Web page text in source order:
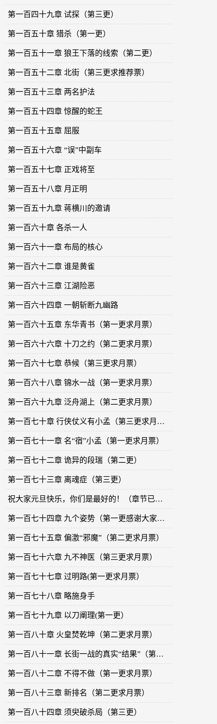
第一百四十九章 试探（第三更）
第一百五十章 猎杀（第一更）
第一百五十一章 狼王下落的线索（第二更）
第一百五十二章 北街（第三更求推荐票）
第一百五十三章 两名护法
第一百五十四章 惊醒的蛇王
第一百五十五章 屈服
第一百五十六章 “误”中副车
第一百五十七章 正戏将至
第一百五十八章 月正明
第一百五十九章 蒋横川的邀请
第一百六十章 各杀一人
第一百六十一章 布局的核心
第一百六十二章 谁是黄雀
第一百六十三章 江湖险恶
第一百六十四章 一朝斩断九幽路
第一百六十五章 东华青书（第一更求月票）
第一百六十六章 十刀之约（第二更求月票）
第一百六十七章 恭候（第三更求月票）
第一百六十八章 锦水一战（第一更求月票）
第一百六十九章 泛舟湖上（第二更求月票）
第一百七十章 行侠仗义有小孟（第三更求月票）
第一百七十一章 名“宿”小孟（第一更求月票）
第一百七十二章 诡异的段瑞（第二更）
第一百七十三章 离魂症（第三更）
祝大家元旦快乐，你们是最好的！（章节已更，求保底月票）
第一百七十四章 九个姿势（第一更感谢大家支持）
第一百七十五章 偏激“邪魔”（第二更求月票）
第一百七十六章 九不神医（第三更求月票）
第一百七十七章 过明路(第一更求月票）
第一百七十八章 略施身手
第一百七十九章 以刀阐理(第一更）
第一百八十章 火皇焚乾坤（第二更求月票）
第一百八十一章 长街一战的真实“结果”（第三更）
第一百八十二章 不得不做（第一更求月票）
第一百八十三章 新排名（第二更求月票）
第一百八十四章 须臾破杀局（第三更）